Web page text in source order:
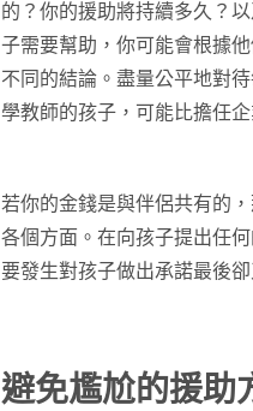
的？你的援助將持續多久？
子需要幫助，你可能會根據
不同的結論。盡量公平地對
學教師的孩子，可能比擔任
若你的金錢是與伴侶共有的
各個方面。在向孩子提出任
要發生對孩子做出承諾最後卻
避免尷尬的援助